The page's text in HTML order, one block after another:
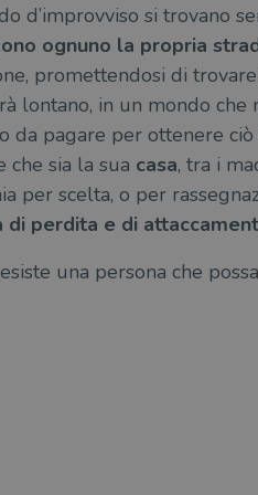
d’improvviso si trovano
ognuno la propria
promettendosi di
lontano, in un mondo che
da pagare per ottenere
che sia la sua casa, tra i
per scelta, o per
di perdita e di
una persona che